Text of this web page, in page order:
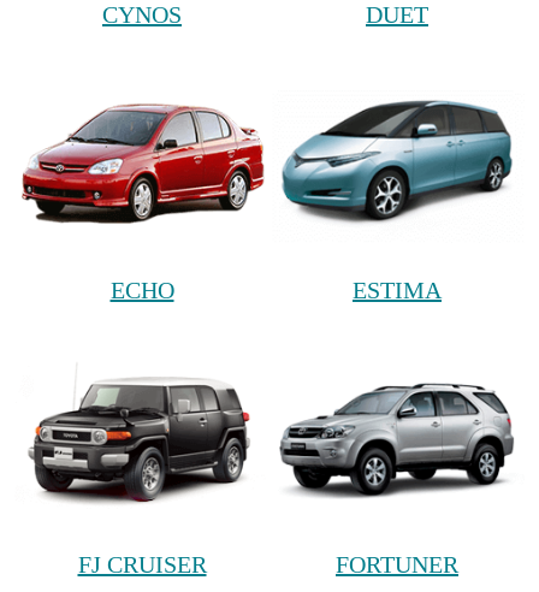
CYNOS DUET
ECHO ESTIMA
FJ CRUISER FORTUNER